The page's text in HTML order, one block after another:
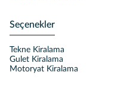
Seçenekler
Tekne Kiralama
Gulet Kiralama
Motoryat Kiralama